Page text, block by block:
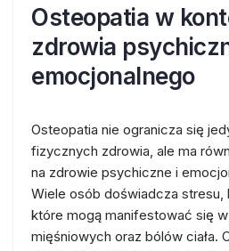
Osteopatia w
zdrowia
emocjonalnego
Osteopatia nie ogranicza się
fizycznych zdrowia, ale ma
na zdrowie psychiczne i
Wiele osób doświadcza stresu,
które mogą manifestować się
mięśniowych oraz bólów ciała.